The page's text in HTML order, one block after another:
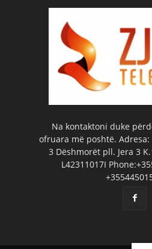
Na kontaktoni duke
ofruara më poshtë. Adresa:
3 Dëshmorët pll. Jera 3
L42311017I